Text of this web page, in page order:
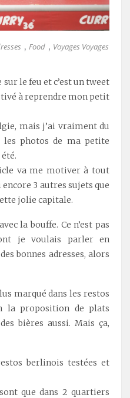
, Food , Voyages Voyages
sur le feu et c’est un tweet
à reprendre mon petit
mais j’ai vraiment du
photos de ma petite
va me motiver à tout
3 autres sujets que
jolie capitale.
la bouffe. Ce n’est pas
je voulais parler en
bonnes adresses, alors
marqué dans les restos
la proposition de plats
bières aussi. Mais ça,
berlinois testées et
que dans 2 quartiers